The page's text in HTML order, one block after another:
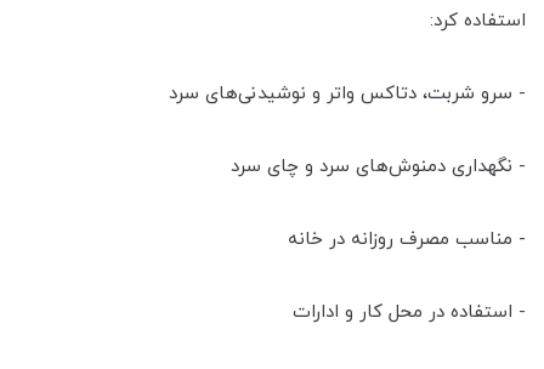
استفاده کرد:
- سرو شربت، دتاکس واتر و نوشیدنی‌های سرد
- نگهداری دمنوش‌های سرد و چای سرد
- مناسب مصرف روزانه در خانه
- استفاده در محل کار و ادارات